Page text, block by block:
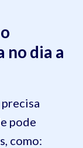
dia a
pode
como: